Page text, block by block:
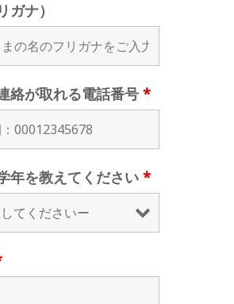
ガナ）
絡が取れる電話番号 *
年を教えてください *